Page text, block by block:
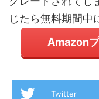
じたら無料期間中
Amazon
Twitter